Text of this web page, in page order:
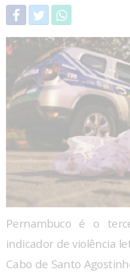
Pernambuco é o
indicador de violência
Cabo de Santo